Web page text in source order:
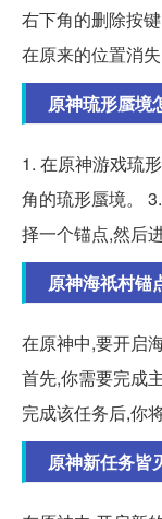
右下角的删除按
在原来的位置消
原神琉形蜃境
1. 在原神游戏琉
角的琉形蜃境。
择一个锚点,然后
原神海祇村锚
在原神中,要开启
首先,你需要完成
完成该任务后,你
原神新任务皆